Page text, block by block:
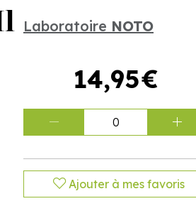
Laboratoire NOTO
14,95€
0
Ajouter à mes favoris